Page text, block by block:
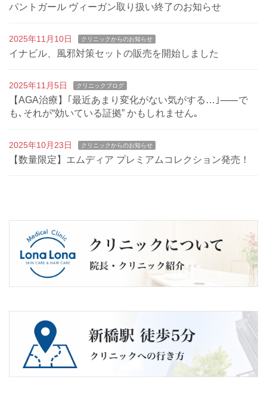
パントガール ヴィーガン取り扱い終了のお知らせ
2025年11月10日 クリニックからのお知らせ
イナビル、風邪対策セットの販売を開始しました
2025年11月5日 クリニックブログ
【AGA治療】｢最近あまり変化がない気がする…｣⸺で
も､それが“効いている証拠” かもしれません｡
2025年10月23日 クリニックからのお知らせ
【数量限定】エムディア プレミアムコレクション発売！